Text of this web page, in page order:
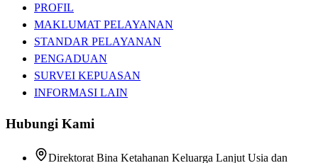
PROFIL
MAKLUMAT PELAYANAN
STANDAR PELAYANAN
PENGADUAN
SURVEI KEPUASAN
INFORMASI LAIN
Hubungi Kami
Direktorat Bina Ketahanan Keluarga Lanjut Usia dan